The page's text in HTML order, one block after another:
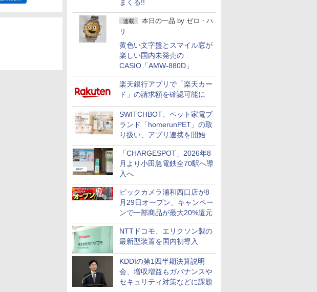
まくる!!
連載 本日の一品 by ゼロ・ハ
リ
黄色い文字盤とスマイル窓が
楽しい国内未発売の
CASIO「AMW-880D」
楽天銀行アプリで「楽天カー
ド」の請求額を確認可能に
SWITCHBOT、ペット家電ブ
ランド「homerunPET」の取
り扱い、アプリ連携を開始
「CHARGESPOT」2026年8
月より小田急電鉄全70駅へ導
入へ
ビックカメラ浦和西口店が8
月29日オープン、キャンペー
ンで一部商品が最大20%還元
NTTドコモ、エリクソン製の
最新型装置を国内初導入
KDDIの第1四半期決算説明
会、増収増益もガバナンスや
セキュリティ対策などに課題